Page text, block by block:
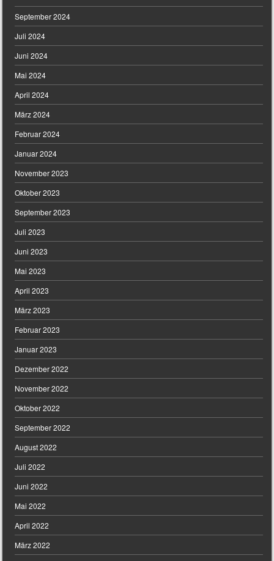
September 2024
Juli 2024
Juni 2024
Mai 2024
April 2024
März 2024
Februar 2024
Januar 2024
November 2023
Oktober 2023
September 2023
Juli 2023
Juni 2023
Mai 2023
April 2023
März 2023
Februar 2023
Januar 2023
Dezember 2022
November 2022
Oktober 2022
September 2022
August 2022
Juli 2022
Juni 2022
Mai 2022
April 2022
März 2022